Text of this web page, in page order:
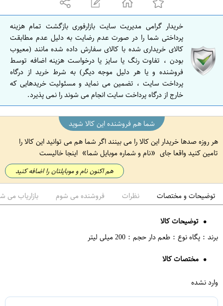
ن
ا
ص
ف
ه
ا
ن
خریدار گرامی مدیریت سایت بازارفوری بازگشت تمام هزینه
پرداختی شما را در صورت عدم رضایت به دلیل عدم مطابقت
کالای خریداری شده با کالای سفارش داده شده مانند (معیوب
بودن ، تفاوت رنگ یا سایز یا درخواست هزینه اضافه توسط
فروشنده و یا هر دلیل موجه دیگر) به شرط خرید از درگاه
پرداخت سایت ، تضمین می نماید و مسئولیت خریدهایی که
خارج از درگاه پرداخت سایت انجام می شوند را نمی پذیرد.
شما هم فروشنده این کالا شوید
هر روزه صدها خریدار این کالا را می بینند اگر شما هم می توانید این کالا را
تامین کنید واقعا جای
نام و شماره موبایل شما اینجا خالیست
هم اکنون نام و موبایلتان را اضافه کنید
توضیحات و مختصات نظرات فروشنده می شوم بازاریاب می
توضیحات کالا
برند : پگاه نوع : طعم دار حجم : 200 میلی لیتر
مختصات کالا
وارد نشده